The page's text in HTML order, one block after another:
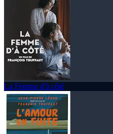
La Femme d'à côté